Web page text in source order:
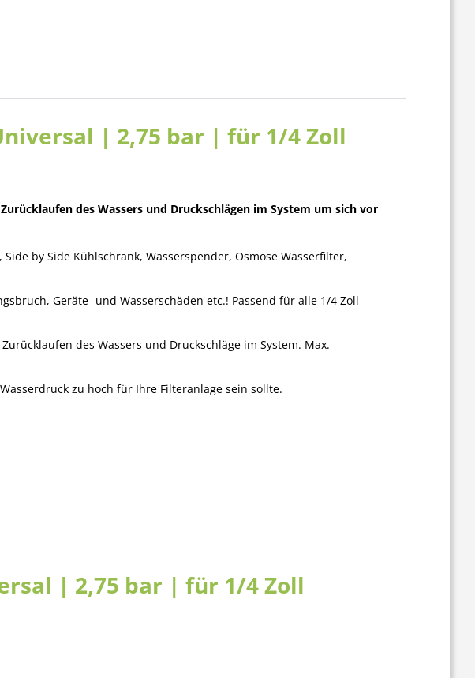
| 2,75 bar | für 1/4 Zoll
des Wassers und Druckschlägen im System um sich vor
by Side Kühlschrank, Wasserspender, Osmose Wasserfilter,
Geräte- und Wasserschäden etc.! Passend für alle 1/4 Zoll
des Wassers und Druckschläge im System. Max.
zu hoch für Ihre Filteranlage sein sollte.
| 2,75 bar | für 1/4 Zoll